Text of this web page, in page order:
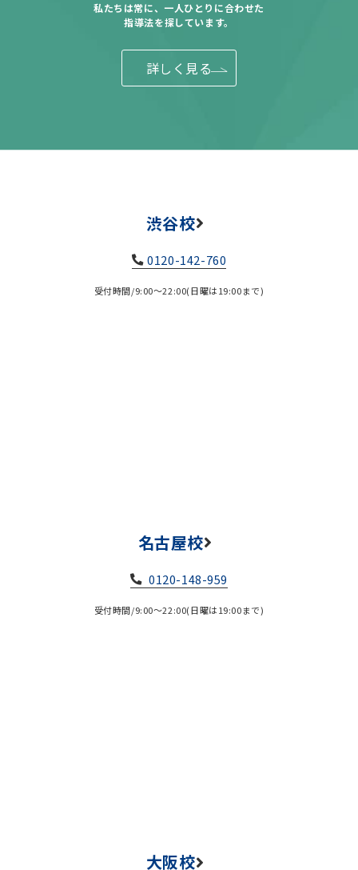
私たちは常に、一人ひとりに合わせた
指導法を探しています。
詳しく見る
渋谷校
0120-142-760
受付時間/9:00～22:00(日曜は19:00まで)
名古屋校
0120-148-959
受付時間/9:00～22:00(日曜は19:00まで)
大阪校